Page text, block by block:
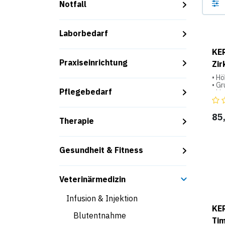
Notfall
Laborbedarf
Praxiseinrichtung
Pflegebedarf
Therapie
Gesundheit & Fitness
Veterinärmedizin
Infusion & Injektion
Blutentnahme
•
•
•
•
•
•